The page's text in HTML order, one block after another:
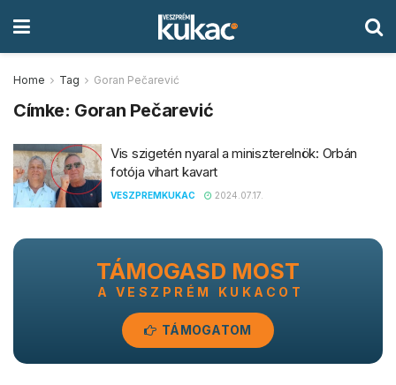
Home Tag Goran Pečarević
Címke: Goran Pečarević
Vis szigetén nyaral a miniszterelnök: Orbán
fotója vihart kavart
VESZPREMKUKAC 2024.07.17.
TÁMOGASD MOST
A VESZPRÉM KUKACOT
TÁMOGATOM